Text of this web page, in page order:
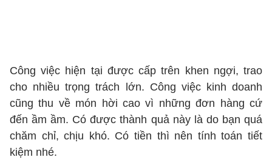
Công việc hiện tại được cấp trên khen ngợi, trao
cho nhiều trọng trách lớn. Công việc kinh doanh
cũng thu về món hời cao vì những đơn hàng cứ
đến ầm ầm. Có được thành quả này là do bạn quá
chăm chỉ, chịu khó. Có tiền thì nên tính toán tiết
kiệm nhé.